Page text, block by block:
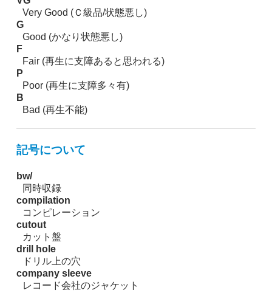
Very Good (Ｃ級品/状態悪し)
G
Good (かなり状態悪し)
F
Fair (再生に支障あると思われる)
P
Poor (再生に支障多々有)
B
Bad (再生不能)
記号について
bw/
同時収録
compilation
コンピレーション
cutout
カット盤
drill hole
ドリル上の穴
company sleeve
レコード会社のジャケット